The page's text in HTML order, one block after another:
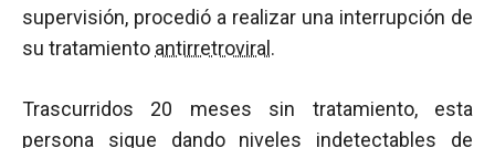
supervisión, procedió a realizar una interrupción de
su tratamiento antirretroviral .
Trascurridos 20 meses sin tratamiento, esta
persona sigue dando niveles indetectables de